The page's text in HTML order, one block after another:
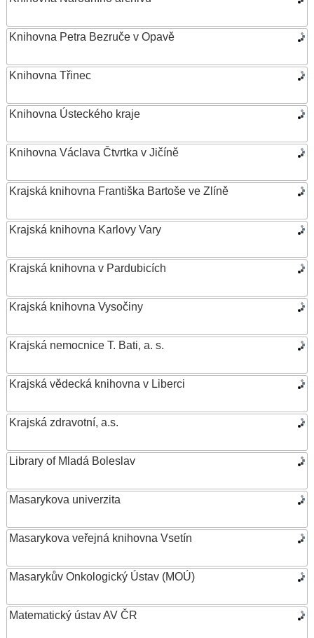
Knihovna Petra Bezruče v Opavě
Knihovna Třinec
Knihovna Ústeckého kraje
Knihovna Václava Čtvrtka v Jičíně
Krajská knihovna Františka Bartoše ve Zlíně
Krajská knihovna Karlovy Vary
Krajská knihovna v Pardubicích
Krajská knihovna Vysočiny
Krajská nemocnice T. Bati, a. s.
Krajská vědecká knihovna v Liberci
Krajská zdravotní, a.s.
Library of Mladá Boleslav
Masarykova univerzita
Masarykova veřejná knihovna Vsetín
Masarykův Onkologický Ústav (MOÚ)
Matematický ústav AV ČR